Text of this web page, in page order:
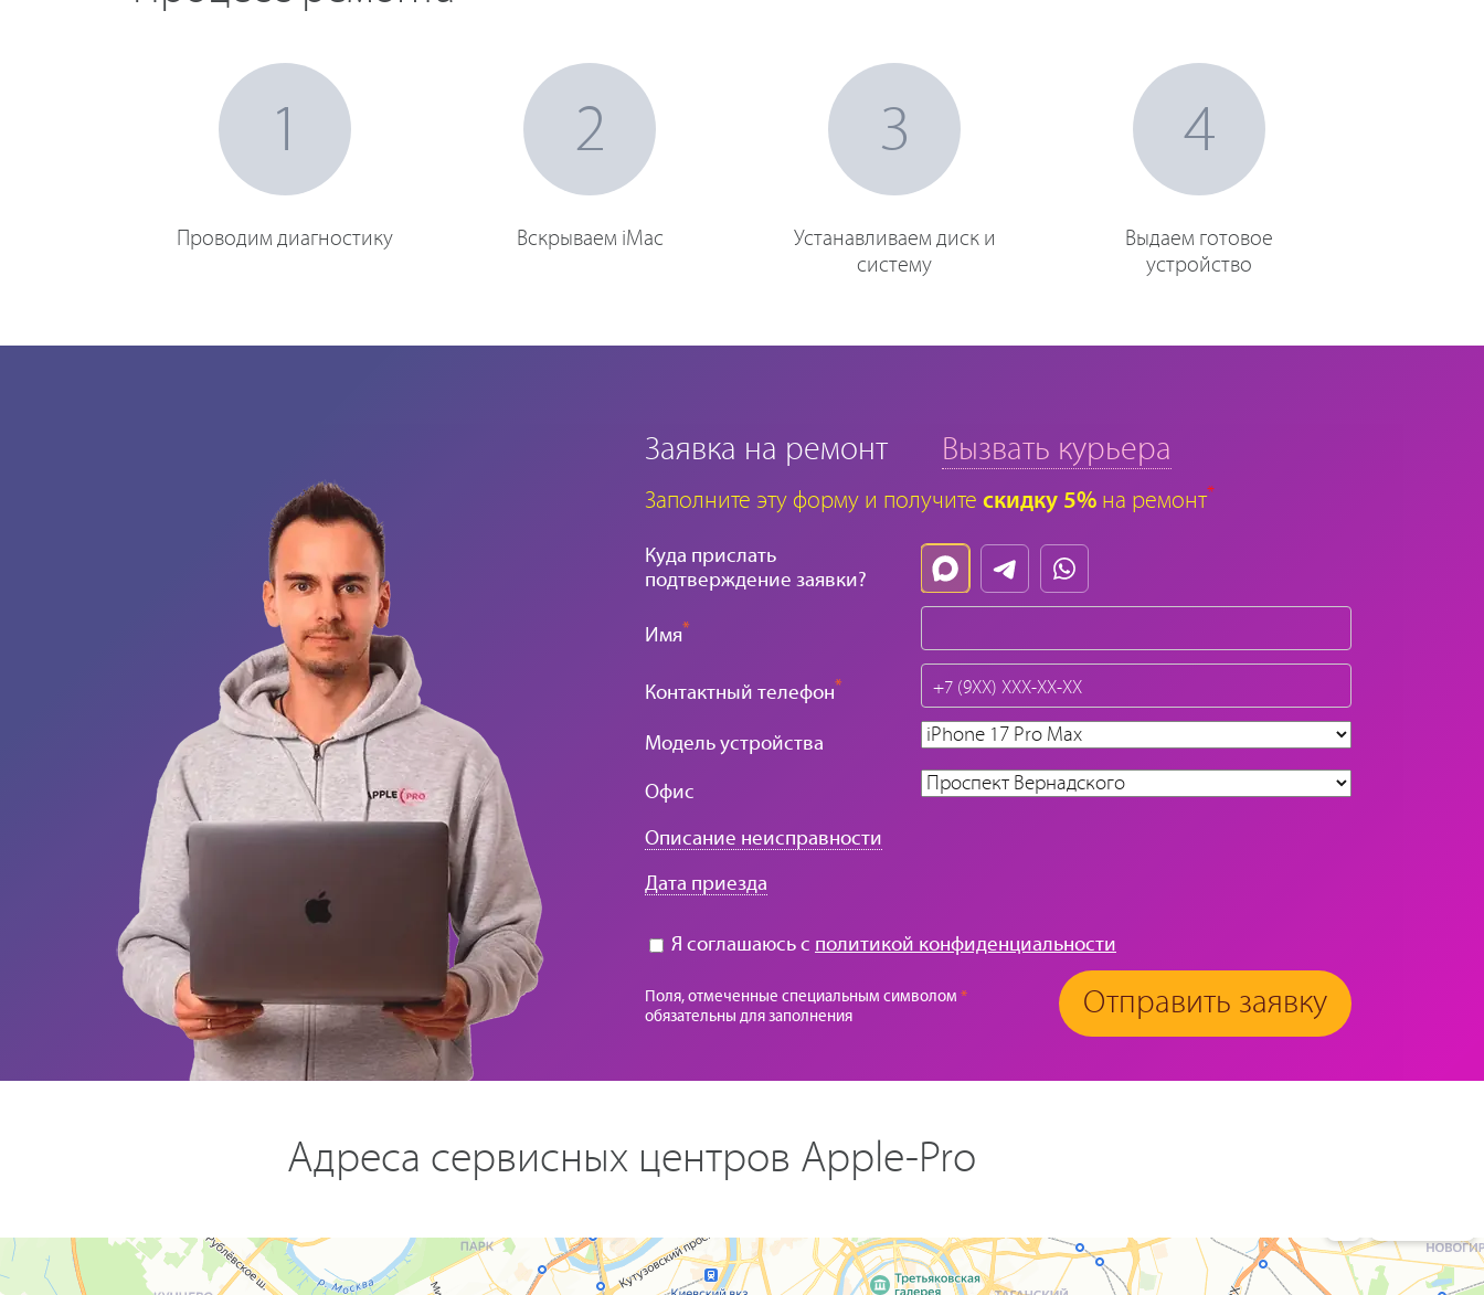
1
Проводим диагностику
2
Вскрываем iMac
3
Устанавливаем диск и
систему
4
Выдаем готовое
устройство
Заявка на ремонт Вызвать курьера
Заполните эту форму и получите скидку 5% на ремонт*
Куда прислать
подтверждение заявки?
Имя*
Контактный телефон*
Модель устройства
Офис
Описание неисправности
Дата приезда
Я соглашаюсь с политикой конфиденциальности
Поля, отмеченные специальным символом *
обязательны для заполнения
Отправить заявку
Адреса сервисных центров Apple-Pro